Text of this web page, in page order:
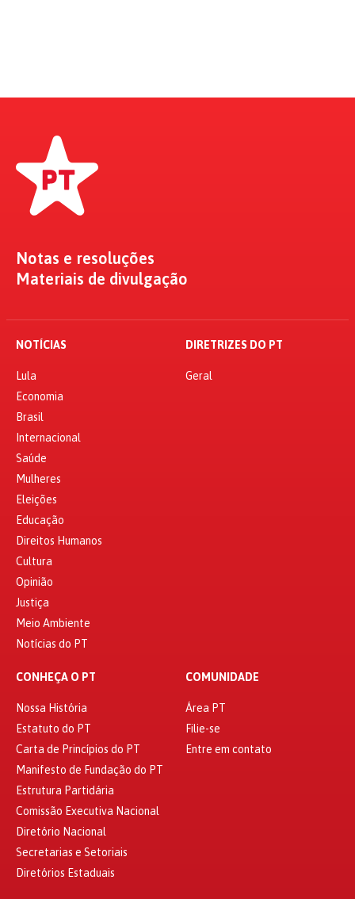
Notas e resoluções
Materiais de divulgação
NOTÍCIAS
Lula
Economia
Brasil
Internacional
Saúde
Mulheres
Eleições
Educação
Direitos Humanos
Cultura
Opinião
Justiça
Meio Ambiente
Notícias do PT
DIRETRIZES DO PT
Geral
CONHEÇA O PT
Nossa História
Estatuto do PT
Carta de Princípios do PT
Manifesto de Fundação do PT
Estrutura Partidária
Comissão Executiva Nacional
Diretório Nacional
Secretarias e Setoriais
Diretórios Estaduais
COMUNIDADE
Área PT
Filie-se
Entre em contato